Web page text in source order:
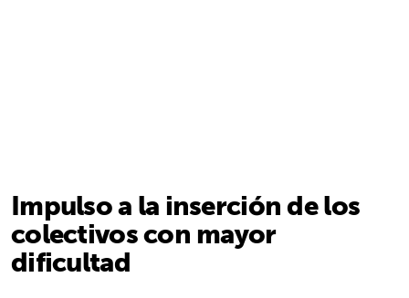
Impulso a la inserción de los
colectivos con mayor
dificultad